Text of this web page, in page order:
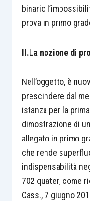
binario
prova in primo
II.La nozione di
Nell’oggetto, è
prescindere dal
istanza per la
dimostrazione di
allegato in primo
che rende
indispensabilità
702 quater, come
Cass., 7 giugno